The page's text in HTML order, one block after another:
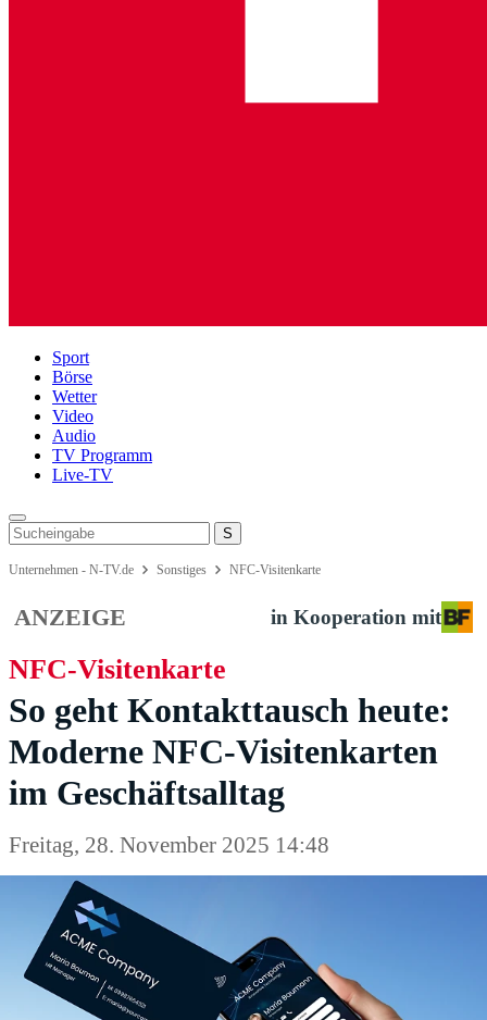
Sport
Börse
Wetter
Video
Audio
TV Programm
Live-TV
Unternehmen - N-TV.de Sonstiges NFC-Visitenkarte
ANZEIGE in Kooperation mit
NFC-Visitenkarte
So geht Kontakttausch heute:
Moderne NFC-Visitenkarten
im Geschäftsalltag
Freitag, 28. November 2025 14:48